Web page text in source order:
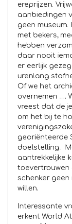
ereprijzen.
aanbiedingen
geen
met bekers,
hebben
daar nooit
er eerlijk
urenlang
Of we het
overnemen ….
vreest dat de
om het bij te
georiënteerde
doelstelling.
aantrekkelijke
toevertrouwen
schenker
willen.
Interessante
erkent World